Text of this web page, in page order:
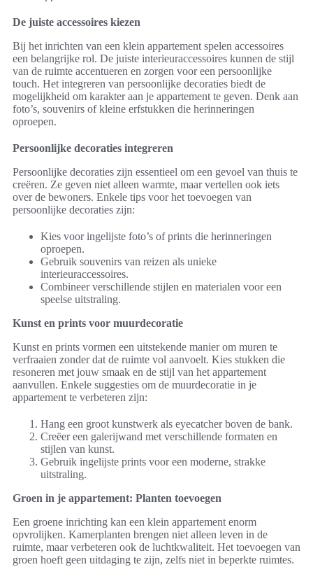
De juiste accessoires kiezen
Bij het inrichten van een klein appartement spelen accessoires
een belangrijke rol. De juiste interieuraccessoires kunnen de stijl
van de ruimte accentueren en zorgen voor een persoonlijke
touch. Het integreren van persoonlijke decoraties biedt de
mogelijkheid om karakter aan je appartement te geven. Denk aan
foto’s, souvenirs of kleine erfstukken die herinneringen
oproepen.
Persoonlijke decoraties integreren
Persoonlijke decoraties zijn essentieel om een gevoel van thuis te
creëren. Ze geven niet alleen warmte, maar vertellen ook iets
over de bewoners. Enkele tips voor het toevoegen van
persoonlijke decoraties zijn:
Kies voor ingelijste foto’s of prints die herinneringen
oproepen.
Gebruik souvenirs van reizen als unieke
interieuraccessoires.
Combineer verschillende stijlen en materialen voor een
speelse uitstraling.
Kunst en prints voor muurdecoratie
Kunst en prints vormen een uitstekende manier om muren te
verfraaien zonder dat de ruimte vol aanvoelt. Kies stukken die
resoneren met jouw smaak en de stijl van het appartement
aanvullen. Enkele suggesties om de muurdecoratie in je
appartement te verbeteren zijn:
Hang een groot kunstwerk als eyecatcher boven de bank.
Creëer een galerijwand met verschillende formaten en
stijlen van kunst.
Gebruik ingelijste prints voor een moderne, strakke
uitstraling.
Groen in je appartement: Planten toevoegen
Een groene inrichting kan een klein appartement enorm
opvrolijken. Kamerplanten brengen niet alleen leven in de
ruimte, maar verbeteren ook de luchtkwaliteit. Het toevoegen van
groen hoeft geen uitdaging te zijn, zelfs niet in beperkte ruimtes.